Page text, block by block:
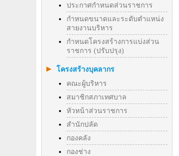
ประกาศกำหนดส่วนราชการ
กำหนดขนาดและระดับตำแหน่ง
สายงานบริหาร
กำหนดโครงสร้างการแบ่งส่วน
ราชการ (ปรับปรุง)
โครงสร้างบุคลากร
คณะผู้บริหาร
สมาชิกสภาเทศบาล
หัวหน้าส่วนราชการ
สำนักปลัด
กองคลัง
กองช่าง